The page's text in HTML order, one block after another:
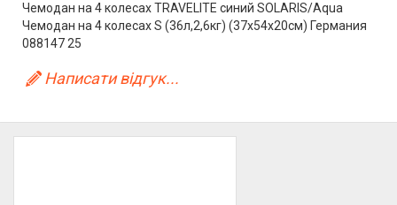
Чемодан на 4 колесах TRAVELITE синий SOLARIS/Aqua
Чемодан на 4 колесах S (36л,2,6кг) (37x54x20см) Германия
088147 25
Написати відгук...